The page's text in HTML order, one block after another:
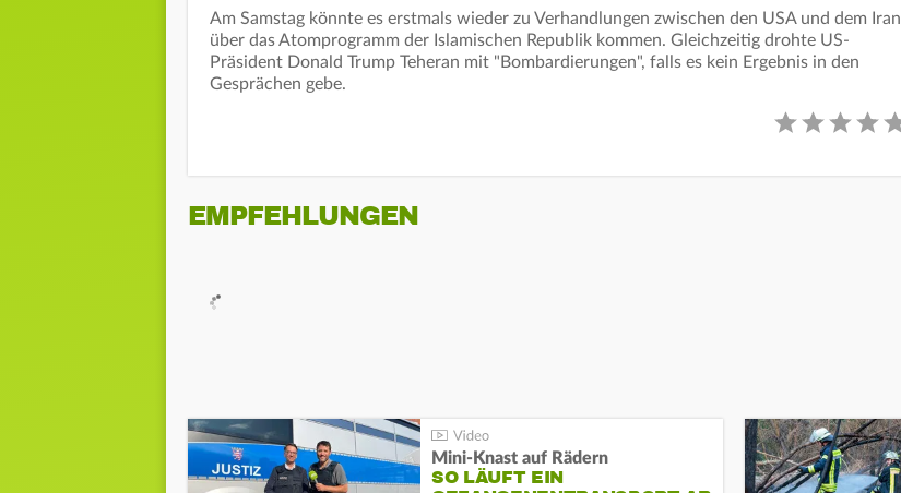
Am Samstag könnte es erstmals wieder zu Verhandlungen zwischen den USA und dem Iran
über das Atomprogramm der Islamischen Republik kommen. Gleichzeitig drohte US-
Präsident Donald Trump Teheran mit "Bombardierungen", falls es kein Ergebnis in den
Gesprächen gebe.
EMPFEHLUNGEN
Mini-Knast auf Rädern
SO LÄUFT EIN